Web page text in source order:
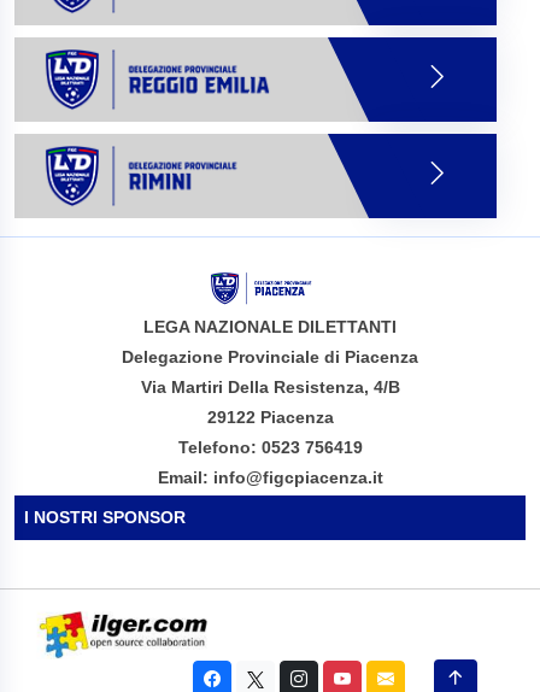
LEGA NAZIONALE DILETTANTI
Delegazione Provinciale di Piacenza
Via Martiri Della Resistenza, 4/B
29122 Piacenza
Telefono: 0523 756419
Email: info@figcpiacenza.it
I NOSTRI SPONSOR